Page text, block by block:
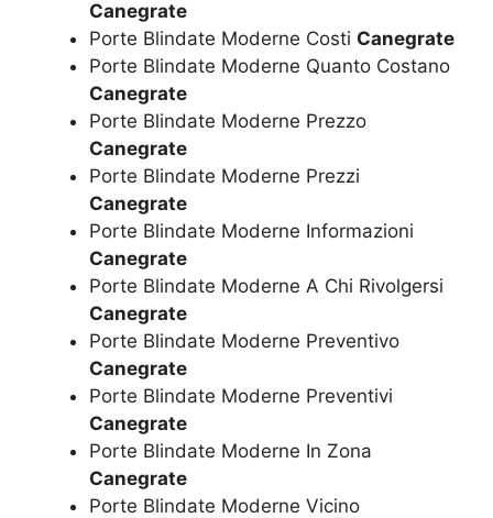
Canegrate
Porte Blindate Moderne Costi Canegrate
Porte Blindate Moderne Quanto Costano
Canegrate
Porte Blindate Moderne Prezzo
Canegrate
Porte Blindate Moderne Prezzi
Canegrate
Porte Blindate Moderne Informazioni
Canegrate
Porte Blindate Moderne A Chi Rivolgersi
Canegrate
Porte Blindate Moderne Preventivo
Canegrate
Porte Blindate Moderne Preventivi
Canegrate
Porte Blindate Moderne In Zona
Canegrate
Porte Blindate Moderne Vicino